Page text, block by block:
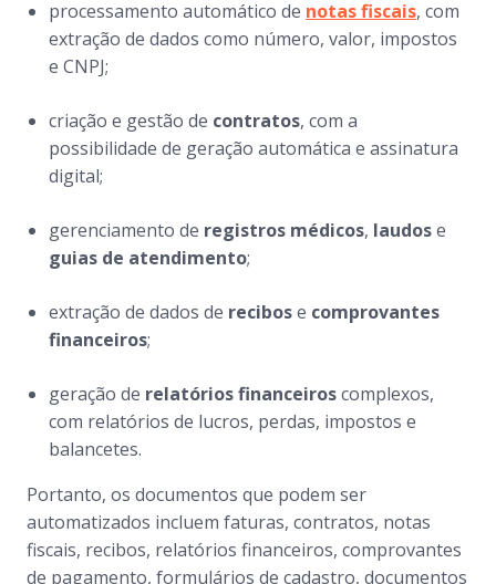
processamento automático de notas fiscais, com
extração de dados como número, valor, impostos
e CNPJ;
criação e gestão de contratos, com a
possibilidade de geração automática e assinatura
digital;
gerenciamento de registros médicos, laudose
guias de atendimento;
extração de dados de recibose comprovantes
financeiros;
geração de relatórios financeiroscomplexos,
com relatórios de lucros, perdas, impostos e
balancetes.
Portanto, os documentos que podem ser
automatizados incluem faturas, contratos, notas
fiscais, recibos, relatórios financeiros, comprovantes
de pagamento, formulários de cadastro, documentos